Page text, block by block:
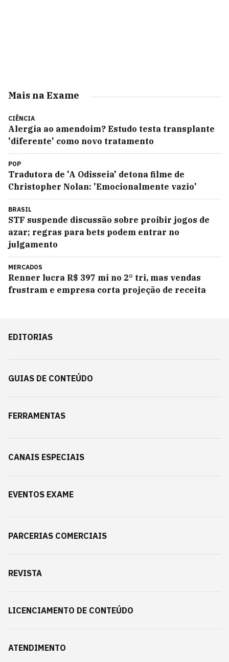
Mais na Exame
CIÊNCIA
Alergia ao amendoim? Estudo testa transplante
'diferente' como novo tratamento
POP
Tradutora de 'A Odisseia' detona filme de
Christopher Nolan: 'Emocionalmente vazio'
BRASIL
STF suspende discussão sobre proibir jogos de
azar; regras para bets podem entrar no
julgamento
MERCADOS
Renner lucra R$ 397 mi no 2° tri, mas vendas
frustram e empresa corta projeção de receita
EDITORIAS
GUIAS DE CONTEÚDO
FERRAMENTAS
CANAIS ESPECIAIS
EVENTOS EXAME
PARCERIAS COMERCIAIS
REVISTA
LICENCIAMENTO DE CONTEÚDO
ATENDIMENTO